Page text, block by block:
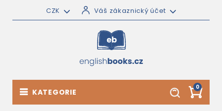
CZK Váš zákaznický účet
0
KATEGORIE